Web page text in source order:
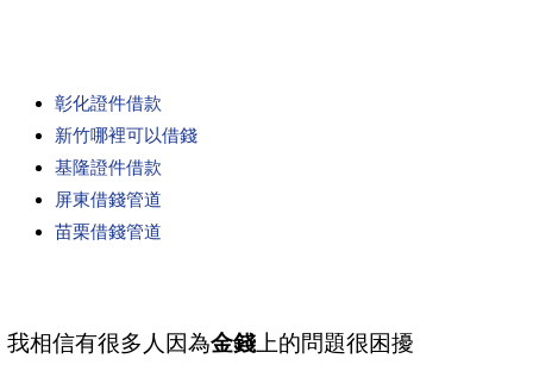
彰化證件借款
新竹哪裡可以借錢
基隆證件借款
屏東借錢管道
苗栗借錢管道
我相信有很多人因為金錢 上的問題很困擾